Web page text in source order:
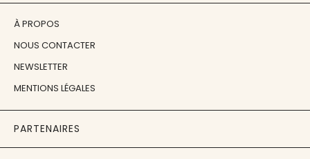
À PROPOS
NOUS CONTACTER
NEWSLETTER
MENTIONS LÉGALES
PARTENAIRES